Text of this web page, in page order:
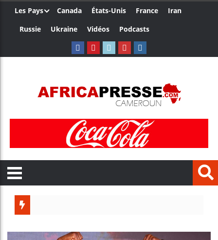
Les Pays Canada États-Unis France
Iran
Russie
Ukraine Vidéos Podcasts